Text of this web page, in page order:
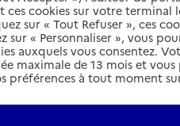
ces cookies sur votre terminal
sur « Tout Refuser », ces
sur « Personnaliser », vous
auxquels vous consentez.
maximale de 13 mois et
préférences à tout moment